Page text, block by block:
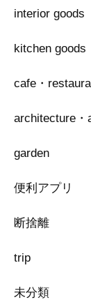
interior goods
kitchen goods
cafe・
architecture
garden
便利アプリ
断捨離
trip
未分類